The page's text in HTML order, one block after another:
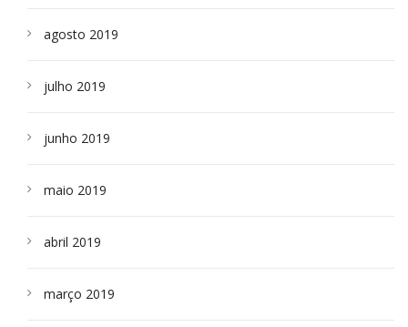
agosto 2019
julho 2019
junho 2019
maio 2019
abril 2019
março 2019